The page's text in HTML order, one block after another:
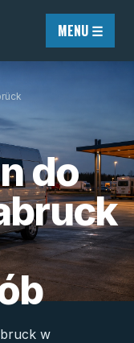
MENU ☰
do
w